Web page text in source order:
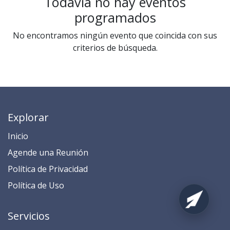
programados
No encontramos ningún evento que coincida con sus
criterios de búsqueda.
Explorar
Inicio
​​​​​​​​​​​​​​​​​​​​​​​​​​​​A​gend​e ​u​na​ Reunión​
​​​​​​P​o​l​ítica de Privacidad
​​​​​​​​​​​P​o​l​í​t​ic​a​ d​e ​U​so​
Servicios